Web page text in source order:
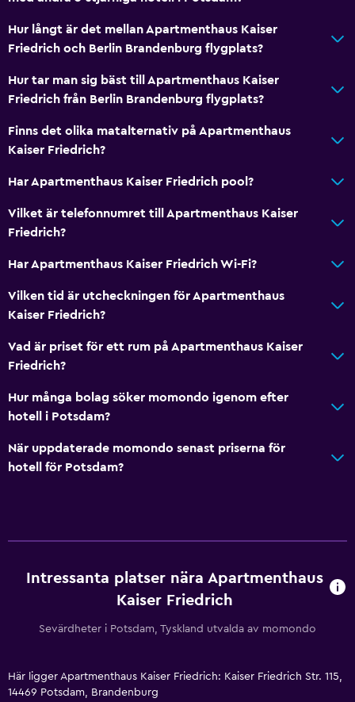
Hur långt är det mellan Apartmenthaus Kaiser
Friedrich och Berlin Brandenburg flygplats?
Hur tar man sig bäst till Apartmenthaus Kaiser
Friedrich från Berlin Brandenburg flygplats?
Finns det olika matalternativ på Apartmenthaus
Kaiser Friedrich?
Har Apartmenthaus Kaiser Friedrich pool?
Vilket är telefonnumret till Apartmenthaus Kaiser
Friedrich?
Har Apartmenthaus Kaiser Friedrich Wi-Fi?
Vilken tid är utcheckningen för Apartmenthaus
Kaiser Friedrich?
Vad är priset för ett rum på Apartmenthaus Kaiser
Friedrich?
Hur många bolag söker momondo igenom efter
hotell i Potsdam?
När uppdaterade momondo senast priserna för
hotell för Potsdam?
Intressanta platser nära Apartmenthaus
Kaiser Friedrich
Sevärdheter i Potsdam, Tyskland utvalda av momondo
Här ligger Apartmenthaus Kaiser Friedrich: Kaiser Friedrich Str. 115,
14469 Potsdam, Brandenburg